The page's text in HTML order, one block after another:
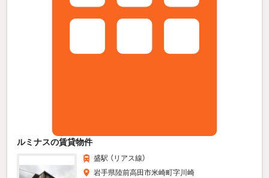
ルミナスの賃貸物件
盛駅 （リアス線）
岩手県陸前高田市米崎町字川崎